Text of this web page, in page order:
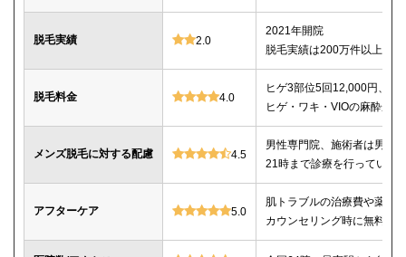
脱毛実績 2.0
2021年開院
脱毛実績は200万件以上
脱毛料金 4.0
ヒゲ3部位5回12,000円、ヒ
ヒゲ・ワキ・VIOの麻酔が
メンズ脱毛に対する配慮 4.5
男性専門院、施術者は男性
21時まで診療を行っている
アフターケア 5.0
肌トラブルの治療費や薬代
カウンセリング時に無料で